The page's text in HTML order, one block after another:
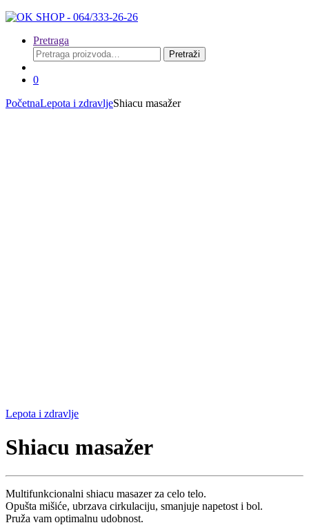
Pretraga
Pretraga
za:
Pretraži
0
PočetnaLepota i zdravljeShiacu masažer
Lepota i zdravlje
Shiacu masažer
Multifunkcionalni shiacu masazer za celo telo.
Opušta mišiće, ubrzava cirkulaciju, smanjuje napetost i bol.
Pruža vam optimalnu udobnost.